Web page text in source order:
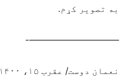
به تصویر کړم.
——————————-
نعمان دوست/ عقرب ۱۵، ۱۴۰۰